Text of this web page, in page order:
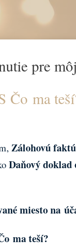
pre môj
Čo ma
Zálohovú
Daňový
miesto na
ma teší?